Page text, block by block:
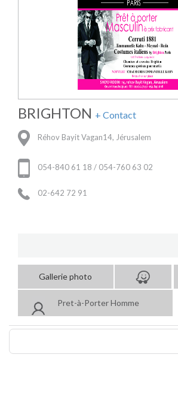
BRIGHTON + Contact
Réhov Bayit Vagan14, Jérusalem
054-840 61 18 / 054-760 63 02
02-642 72 91
Gallerie photo
Pret-à-Porter Homme